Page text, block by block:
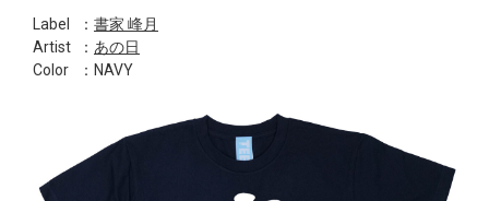
Label ： 書家 峰月
Artist
： あの日
Color
：NAVY